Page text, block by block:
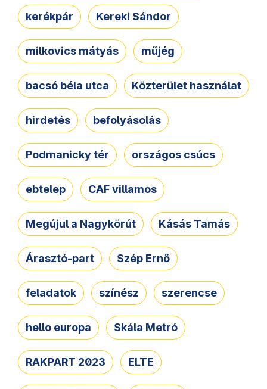
kerékpár Kereki Sándor
milkovics mátyás műjég
bacsó béla utca Közterület használat
hirdetés befolyásolás
Podmanicky tér országos csúcs
ebtelep CAF villamos
Megújul a Nagykörút Kásás Tamás
Árasztó-part Szép Ernő
feladatok színész szerencse
hello europa Skála Metró
RAKPART 2023 ELTE